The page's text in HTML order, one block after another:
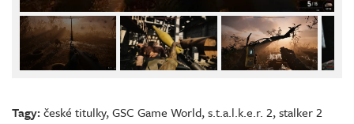
Tagy:české titulky,GSC Game World,s.t.a.l.k.e.r. 2,stalker 2